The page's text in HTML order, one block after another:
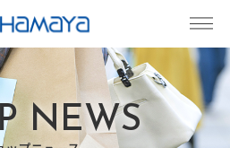
NEWS